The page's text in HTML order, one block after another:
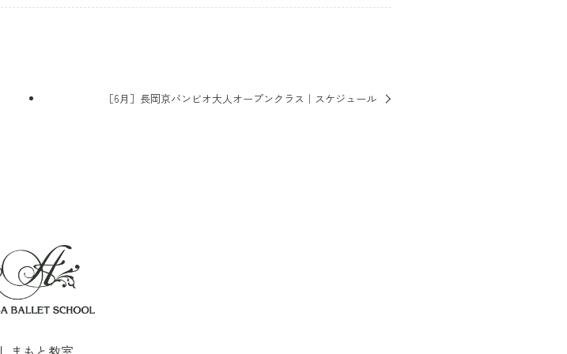
［6月］長岡京バンビオ大人オープンクラス｜スケジュール